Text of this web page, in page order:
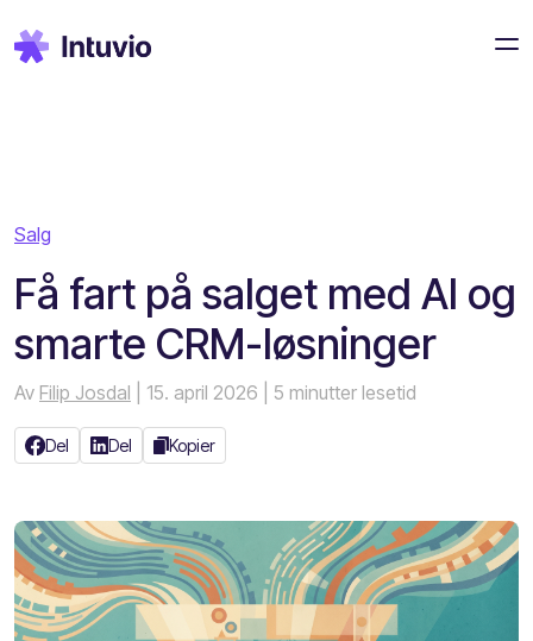
Salg
Få fart på salget med AI og
smarte CRM-løsninger
Av Filip Josdal | 15. april 2026 | 5 minutter lesetid
Del Del Kopier